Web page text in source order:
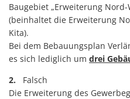
Baugebiet „Erweiterung Nord-
(beinhaltet die Erweiterung
Kita).
Bei dem Bebauungsplan
es sich lediglich um drei
2. Falsch
Die Erweiterung des